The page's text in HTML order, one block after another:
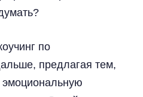
по
предлагая тем,
эмоциональную